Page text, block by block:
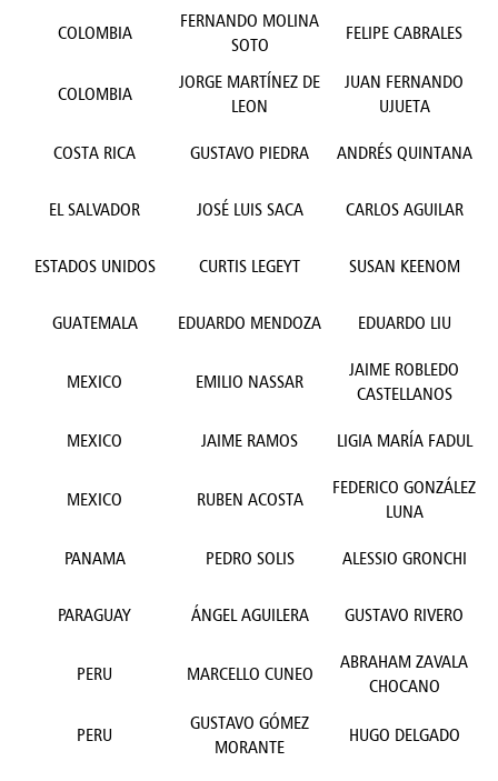
COLOMBIA
FERNANDO MOLINA
SOTO
FELIPE CABRALES
COLOMBIA
JORGE MARTÍNEZ DE
LEON
JUAN FERNANDO
UJUETA
COSTA RICA GUSTAVO PIEDRA ANDRÉS QUINTANA
EL SALVADOR JOSÉ LUIS SACA CARLOS AGUILAR
ESTADOS UNIDOS CURTIS LEGEYT SUSAN KEENOM
GUATEMALA EDUARDO MENDOZA EDUARDO LIU
MEXICO EMILIO NASSAR
JAIME ROBLEDO
CASTELLANOS
MEXICO JAIME RAMOS LIGIA MARÍA FADUL
MEXICO RUBEN ACOSTA
FEDERICO GONZÁLEZ
LUNA
PANAMA PEDRO SOLIS ALESSIO GRONCHI
PARAGUAY ÁNGEL AGUILERA GUSTAVO RIVERO
PERU MARCELLO CUNEO
ABRAHAM ZAVALA
CHOCANO
PERU
GUSTAVO GÓMEZ
MORANTE
HUGO DELGADO